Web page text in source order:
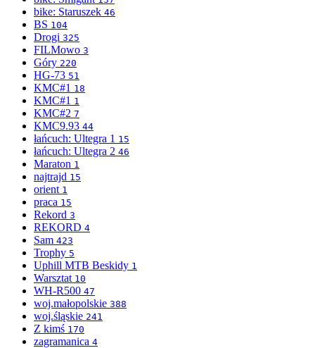
bike: Staruszek 46
BS 104
Drogi 325
FILMowo 3
Góry 220
HG-73 51
KMC#1 18
KMC#1 1
KMC#2 7
KMC9.93 44
łańcuch: Ultegra 1 15
łańcuch: Ultegra 2 46
Maraton 1
najtrajd 15
orient 1
praca 15
Rekord 3
REKORD 4
Sam 423
Trophy 5
Uphill MTB Beskidy 1
Warsztat 10
WH-R500 47
woj.małopolskie 388
woj.śląskie 241
Z kimś 170
zagramanica 4